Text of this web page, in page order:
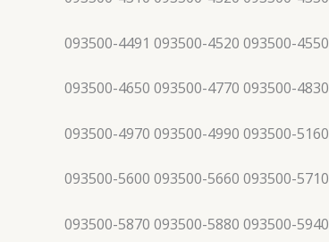
093500-4491 093500-4520 093500-
093500-4650 093500-4770 093500-
093500-4970 093500-4990 093500-
093500-5600 093500-5660 093500-
093500-5870 093500-5880 093500-